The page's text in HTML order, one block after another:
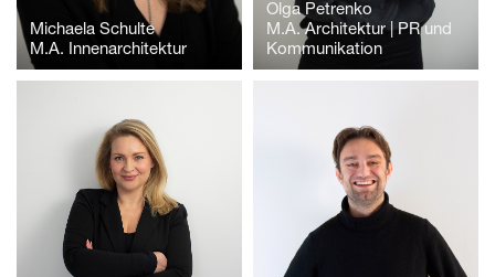
Michaela Schulte
M.A. Innenarchitektur
Olga Petrenko
M.A. Architektur | PR und
Kommunikation